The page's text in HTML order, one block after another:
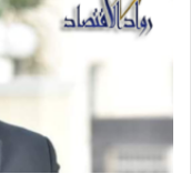
راضي:
السيسي
ثالثة